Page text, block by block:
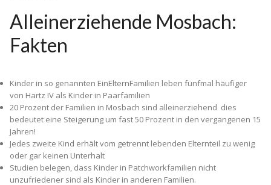
Alleinerziehende Mosbach:
Fakten
Kinder in so genannten Ein­Eltern­Familien leben fünfmal häufiger
von Hartz IV als Kinder in Paarfamilien
20 Prozent der Familien in Mosbach sind alleinerziehend ­ dies
bedeutet eine Steigerung um fast 50 Prozent in den vergangenen 15
Jahren!
Jedes zweite Kind erhält vom getrennt lebenden Elternteil zu wenig
oder gar keinen Unterhalt
Studien belegen, dass Kinder in Patchworkfamilien nicht
unzufriedener sind als Kinder in anderen Familien.